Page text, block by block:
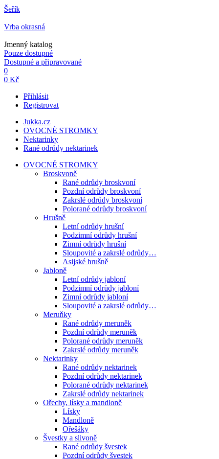
Šeřík
Vrba okrasná
Jmenný katalog
Pouze dostupné
Dostupné a připravované
0
0 Kč
Přihlásit
Registrovat
Jukka.cz
OVOCNÉ STROMKY
Nektarinky
Rané odrůdy nektarinek
OVOCNÉ STROMKY
Broskvoně
Rané odrůdy broskvoní
Pozdní odrůdy broskvoní
Zakrslé odrůdy broskvoní
Polorané odrůdy broskvoní
Hrušně
Letní odrůdy hrušní
Podzimní odrůdy hrušní
Zimní odrůdy hrušní
Sloupovité a zakrslé odrůdy…
Asijské hrušně
Jabloně
Letní odrůdy jabloní
Podzimní odrůdy jabloní
Zimní odrůdy jabloní
Sloupovité a zakrslé odrůdy…
Meruňky
Rané odrůdy meruněk
Pozdní odrůdy meruněk
Polorané odrůdy meruněk
Zakrslé odrůdy meruněk
Nektarinky
Rané odrůdy nektarinek
Pozdní odrůdy nektarinek
Polorané odrůdy nektarinek
Zakrslé odrůdy nektarinek
Ořechy, lísky a mandloně
Lísky
Mandloně
Ořešáky
Švestky a slivoně
Rané odrůdy švestek
Pozdní odrůdy švestek